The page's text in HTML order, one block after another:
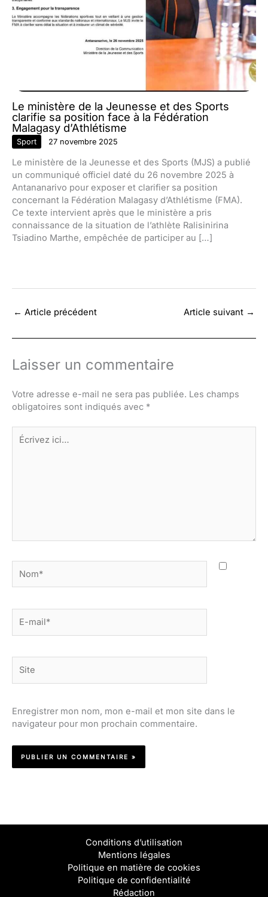
Le ministère de la Jeunesse et des Sports
clarifie sa position face à la Fédération
Malagasy d’Athlétisme
Sport 27 novembre 2025
Le ministère de la Jeunesse et des Sports (MJS) a publié
un communiqué officiel daté du 26 novembre 2025 à
Antananarivo pour exposer et clarifier sa position
concernant la Fédération Malagasy d’Athlétisme (FMA).
Ce texte intervient après que le ministère a pris
connaissance de la situation de l’athlète Ralisinirina
Tsiadino Marthe, empêchée de participer au […]
← Article précédent Article suivant →
Laisser un commentaire
Votre adresse e-mail ne sera pas publiée. Les champs
obligatoires sont indiqués avec *
Écrivez
ici…
mail*
Enregistrer mon nom, mon e-mail et mon site dans le
navigateur pour mon prochain commentaire.
Conditions d’utilisation
Mentions légales
Politique en matière de cookies
Politique de confidentialité
Rédaction